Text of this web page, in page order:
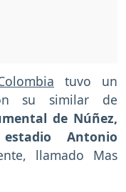
tuvo un
su similar de
de Núñez,
Antonio
llamado Mas